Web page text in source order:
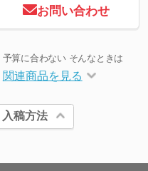
お問い合わせ
予算に合わない そんなときは
関連商品を見る
稿方法